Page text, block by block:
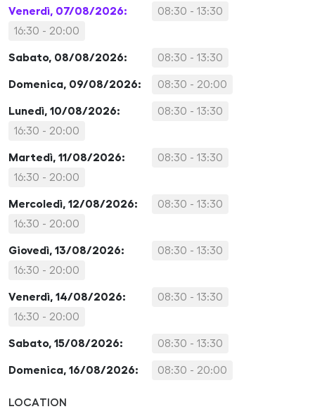
Venerdì, 07/08/2026:
08:30 - 13:30
16:30 - 20:00
Sabato, 08/08/2026: 08:30 - 13:30
Domenica, 09/08/2026: 08:30 - 20:00
Lunedì, 10/08/2026:
08:30 - 13:30
16:30 - 20:00
Martedì, 11/08/2026:
08:30 - 13:30
16:30 - 20:00
Mercoledì, 12/08/2026:
08:30 - 13:30
16:30 - 20:00
Giovedì, 13/08/2026:
08:30 - 13:30
16:30 - 20:00
Venerdì, 14/08/2026:
08:30 - 13:30
16:30 - 20:00
Sabato, 15/08/2026: 08:30 - 13:30
Domenica, 16/08/2026: 08:30 - 20:00
LOCATION